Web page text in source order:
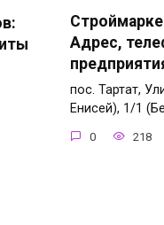
Адрес,
пос. Тартат,
Енисей), 1/1
0 218